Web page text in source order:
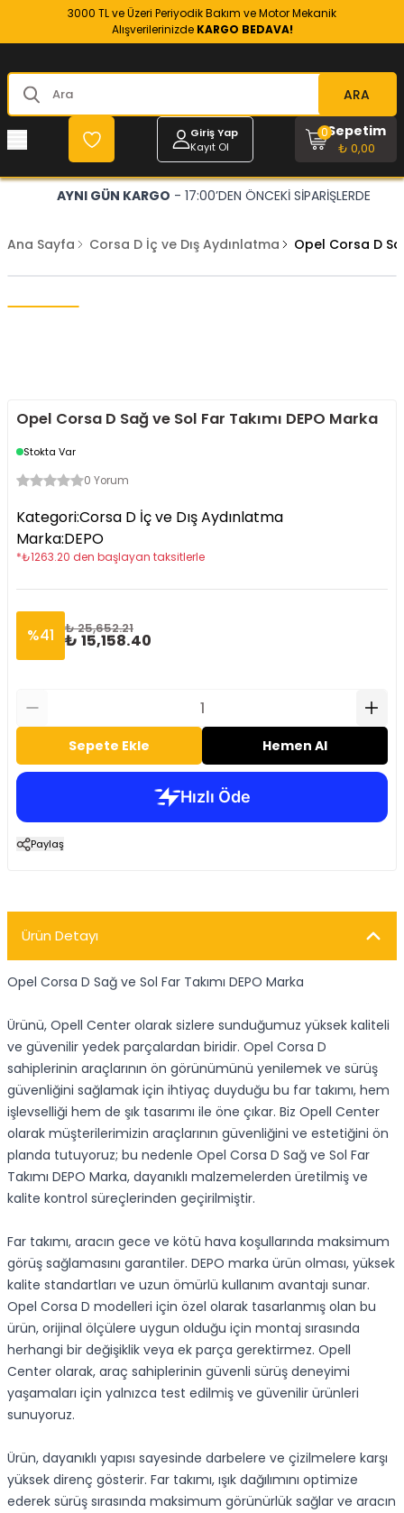
3000 TL ve Üzeri Periyodik Bakım ve Motor Mekanik
Alışverilerinizde KARGO BEDAVA!
ARA
Giriş Yap
Kayıt Ol
Sepetim
₺ 0,00
0
AYNI GÜN KARGO - 17:00’DEN ÖNCEKİ SİPARİŞLERDE
Ana Sayfa Corsa D İç ve Dış Aydınlatma Opel Corsa D
Opel Corsa D Sağ ve Sol Far Takımı DEPO Marka
Stokta Var
0 Yorum
Kategori:Corsa D İç ve Dış Aydınlatma
Marka:DEPO
*₺1263.20 den başlayan taksitlerle
%41 ₺ 25,652.21
₺ 15,158.40
Sepete Ekle Hemen Al
Paylaş
Ürün Detayı
Opel Corsa D Sağ ve Sol Far Takımı DEPO Marka
Ürünü, Opell Center olarak sizlere sunduğumuz yüksek kaliteli
ve güvenilir yedek parçalardan biridir. Opel Corsa D
sahiplerinin araçlarının ön görünümünü yenilemek ve sürüş
güvenliğini sağlamak için ihtiyaç duyduğu bu far takımı, hem
işlevselliği hem de şık tasarımı ile öne çıkar. Biz Opell Center
olarak müşterilerimizin araçlarının güvenliğini ve estetiğini ön
planda tutuyoruz; bu nedenle Opel Corsa D Sağ ve Sol Far
Takımı DEPO Marka, dayanıklı malzemelerden üretilmiş ve
kalite kontrol süreçlerinden geçirilmiştir.
Far takımı, aracın gece ve kötü hava koşullarında maksimum
görüş sağlamasını garantiler. DEPO marka ürün olması, yüksek
kalite standartları ve uzun ömürlü kullanım avantajı sunar.
Opel Corsa D modelleri için özel olarak tasarlanmış olan bu
ürün, orijinal ölçülere uygun olduğu için montaj sırasında
herhangi bir değişiklik veya ek parça gerektirmez. Opell
Center olarak, araç sahiplerinin güvenli sürüş deneyimi
yaşamaları için yalnızca test edilmiş ve güvenilir ürünleri
sunuyoruz.
Ürün, dayanıklı yapısı sayesinde darbelere ve çizilmelere karşı
yüksek direnç gösterir. Far takımı, ışık dağılımını optimize
ederek sürüş sırasında maksimum görünürlük sağlar ve aracın